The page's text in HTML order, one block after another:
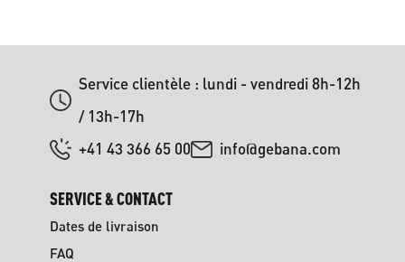
Service clientèle : lundi - vendredi 8h-12h
/ 13h-17h
+41 43 366 65 00
info@gebana.com
SERVICE & CONTACT
Dates de livraison
FAQ